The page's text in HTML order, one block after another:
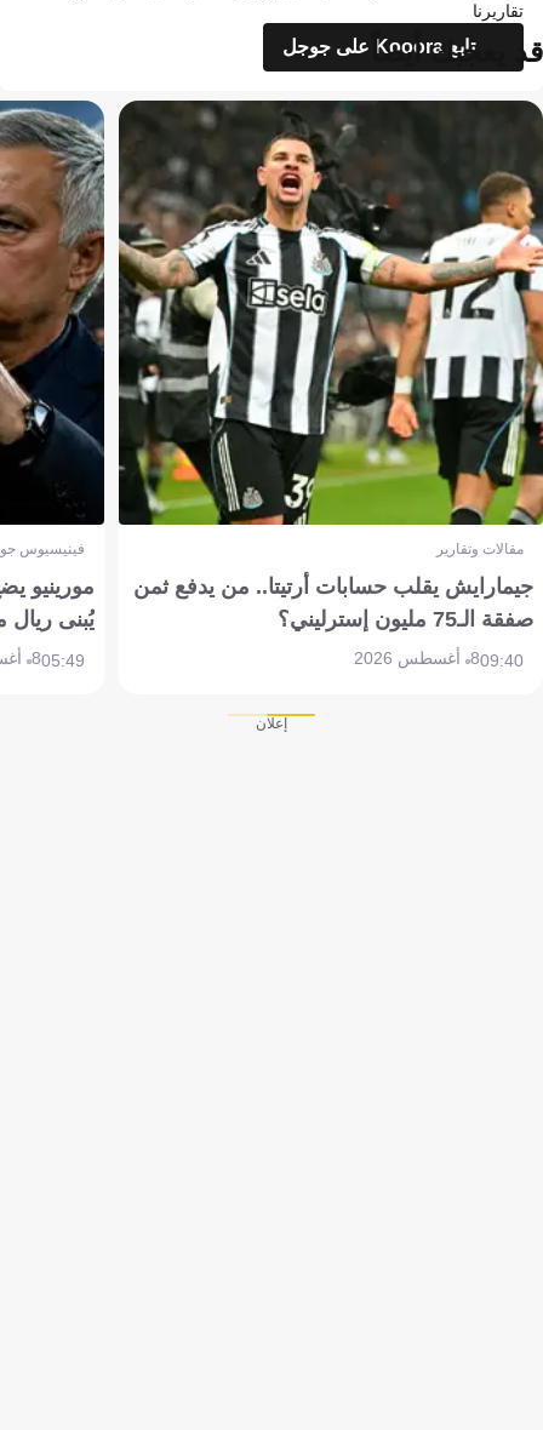
تقاريرنا
تابع Kooora على جوجل
قد يعجبك أيضاً
مقالات وتقارير
جيمارايش يقلب حسابات أرتيتا.. من يدفع ثمن
صفقة الـ75 مليون إسترليني؟
09:408 أغسطس 2026
فينيسيوس
مورينيو
يُبنى ريال
05:498 أغسطس 2026
إعلان